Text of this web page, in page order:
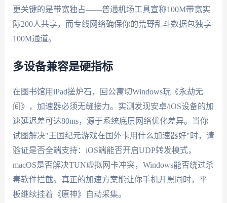
更关键的是带宽独占——普通机场工具宣称100M带宽实
际200人共享，而专线网络确保你的荒野乱斗数据包独享
100M通道。
多设备兼容是硬指标
在图书馆用iPad搓炉石，回公寓切Windows玩《永劫无
间》，加速器必须无缝接力。实测发现安卓/iOS设备的加
速延迟差可达80ms，源于系统底层网络优化差异。当你
试图解决"王国纪元游戏在国外卡用什么加速器好"时，请
验证是否全端支持：iOS端能否开启UDP转发模式，
macOS是否解决TUN虚拟网卡冲突，Windows能否绕过杀
毒软件拦截。真正的加速方案能让你手机开黑同时，平
板继续挂着《原神》自动采集。